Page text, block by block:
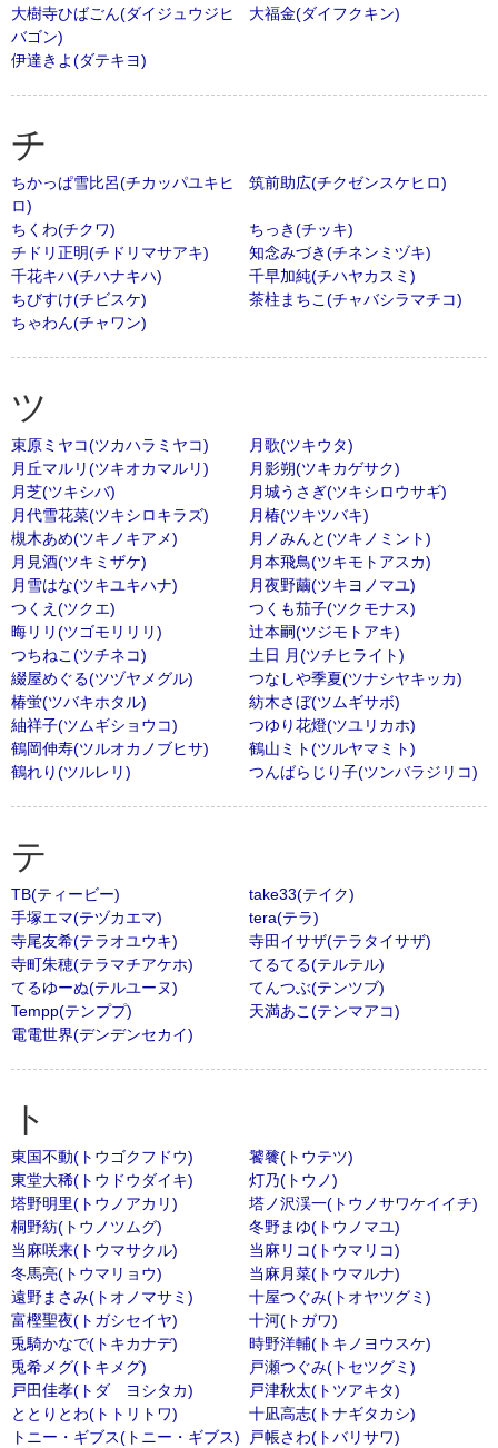
大樹寺ひばごん(ダイジュウジヒ
バゴン)
大福金(ダイフクキン)
伊達きよ(ダテキヨ)
チ
ちかっぱ雪比呂(チカッパユキヒ
ロ)
筑前助広(チクゼンスケヒロ)
ちくわ(チクワ)
ちっき(チッキ)
チドリ正明(チドリマサアキ)
知念みづき(チネンミヅキ)
千花キハ(チハナキハ)
千早加純(チハヤカスミ)
ちびすけ(チビスケ)
茶柱まちこ(チャバシラマチコ)
ちゃわん(チャワン)
ツ
束原ミヤコ(ツカハラミヤコ)
月歌(ツキウタ)
月丘マルリ(ツキオカマルリ)
月影朔(ツキカゲサク)
月芝(ツキシバ)
月城うさぎ(ツキシロウサギ)
月代雪花菜(ツキシロキラズ)
月椿(ツキツバキ)
槻木あめ(ツキノキアメ)
月ノみんと(ツキノミント)
月見酒(ツキミザケ)
月本飛鳥(ツキモトアスカ)
月雪はな(ツキユキハナ)
月夜野繭(ツキヨノマユ)
つくえ(ツクエ)
つくも茄子(ツクモナス)
晦リリ(ツゴモリリリ)
辻本嗣(ツジモトアキ)
つちねこ(ツチネコ)
土日 月(ツチヒライト)
綴屋めぐる(ツヅヤメグル)
つなしや季夏(ツナシヤキッカ)
椿蛍(ツバキホタル)
紡木さぼ(ツムギサボ)
紬祥子(ツムギショウコ)
つゆり花燈(ツユリカホ)
鶴岡伸寿(ツルオカノブヒサ)
鶴山ミト(ツルヤマミト)
鶴れり(ツルレリ)
つんばらじり子(ツンバラジリコ)
テ
TB(ティービー)
take33(テイク)
手塚エマ(テヅカエマ)
tera(テラ)
寺尾友希(テラオユウキ)
寺田イサザ(テラタイサザ)
寺町朱穂(テラマチアケホ)
てるてる(テルテル)
てるゆーぬ(テルユーヌ)
てんつぶ(テンツブ)
Tempp(テンププ)
天満あこ(テンマアコ)
電電世界(デンデンセカイ)
ト
東国不動(トウゴクフドウ)
饕餮(トウテツ)
東堂大稀(トウドウダイキ)
灯乃(トウノ)
塔野明里(トウノアカリ)
塔ノ沢渓一(トウノサワケイイチ)
桐野紡(トウノツムグ)
冬野まゆ(トウノマユ)
当麻咲来(トウマサクル)
当麻リコ(トウマリコ)
冬馬亮(トウマリョウ)
当麻月菜(トウマルナ)
遠野まさみ(トオノマサミ)
十屋つぐみ(トオヤツグミ)
富樫聖夜(トガシセイヤ)
十河(トガワ)
兎騎かなで(トキカナデ)
時野洋輔(トキノヨウスケ)
兎希メグ(トキメグ)
戸瀬つぐみ(トセツグミ)
戸田佳孝(トダ ヨシタカ)
戸津秋太(トツアキタ)
ととりとわ(トトリトワ)
十凪高志(トナギタカシ)
トニー・ギブス(トニー・ギブス)
戸帳さわ(トバリサワ)